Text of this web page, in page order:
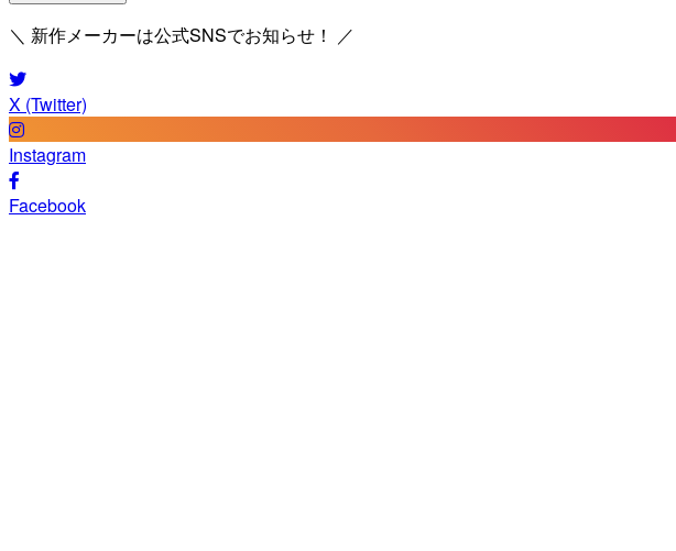
＼ 新作メーカーは公式SNSでお知らせ！ ／
X (Twitter)
Instagram
Facebook